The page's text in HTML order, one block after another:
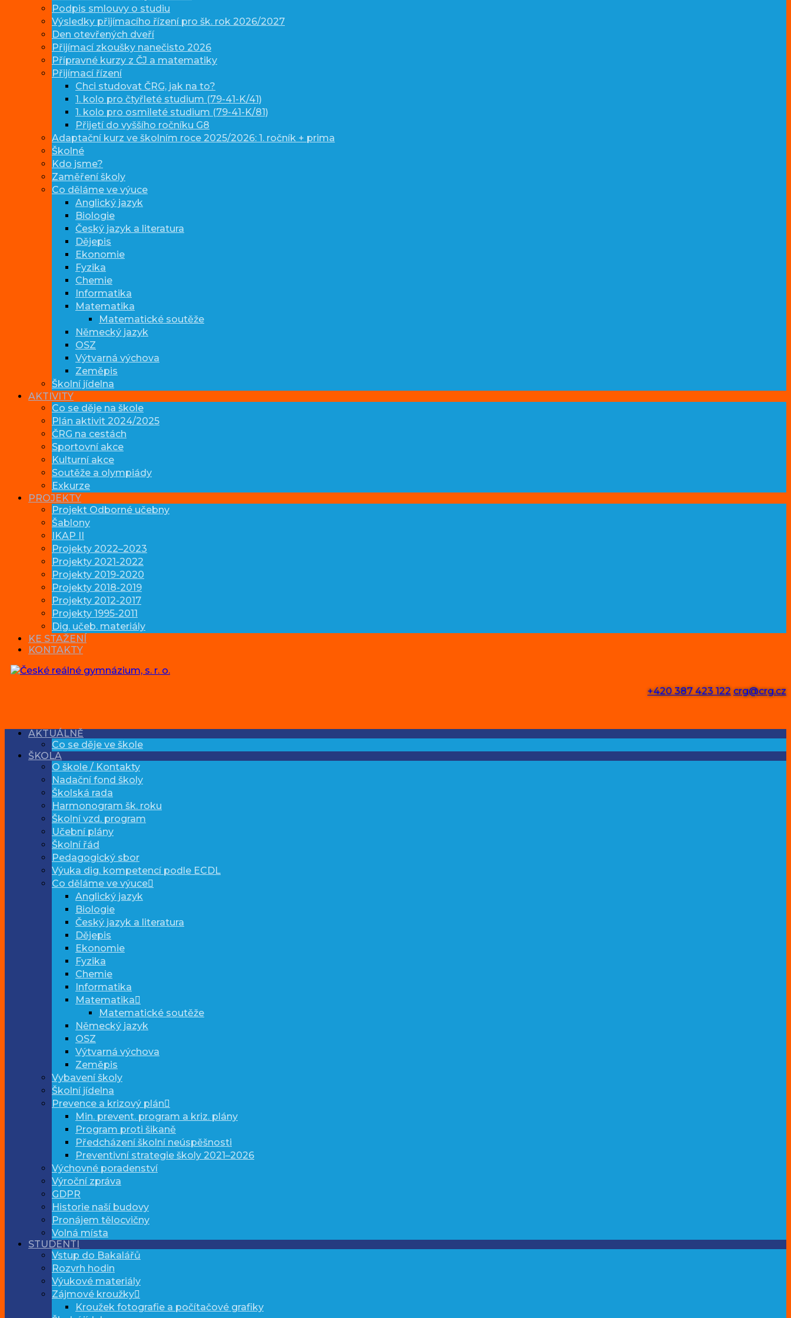
Podpis smlouvy o studiu
Výsledky přijímacího řízení pro šk. rok 2026/2027
Den otevřených dveří
Přijímací zkoušky nanečisto 2026
Přípravné kurzy z ČJ a matematiky
Přijímací řízení
Chci studovat ČRG, jak na to?
1. kolo pro čtyřleté studium (79-41-K/41)
1. kolo pro osmileté studium (79-41-K/81)
Přijetí do vyššího ročníku G8
Adaptační kurz ve školním roce 2025/2026: 1. ročník + prima
Školné
Kdo jsme?
Zaměření školy
Co děláme ve výuce
Anglický jazyk
Biologie
Český jazyk a literatura
Dějepis
Ekonomie
Fyzika
Chemie
Informatika
Matematika
Matematické soutěže
Německý jazyk
OSZ
Výtvarná výchova
Zeměpis
Školní jídelna
AKTIVITY
Co se děje na škole
Plán aktivit 2024/2025
ČRG na cestách
Sportovní akce
Kulturní akce
Soutěže a olympiády
Exkurze
PROJEKTY
Projekt Odborné učebny
Šablony
IKAP II
Projekty 2022–2023
Projekty 2021-2022
Projekty 2019-2020
Projekty 2018-2019
Projekty 2012-2017
Projekty 1995-2011
Dig. učeb. materiály
KE STAŽENÍ
KONTAKTY
+420 387 423 122 crg@crg.cz
AKTUÁLNĚ
Co se děje ve škole
ŠKOLA
O škole / Kontakty
Nadační fond školy
Školská rada
Harmonogram šk. roku
Školní vzd. program
Učební plány
Školní řád
Pedagogický sbor
Výuka dig. kompetencí podle ECDL
Co děláme ve výuce
Anglický jazyk
Biologie
Český jazyk a literatura
Dějepis
Ekonomie
Fyzika
Chemie
Informatika
Matematika
Matematické soutěže
Německý jazyk
OSZ
Výtvarná výchova
Zeměpis
Vybavení školy
Školní jídelna
Prevence a krizový plán
Min. prevent. program a kriz. plány
Program proti šikaně
Předcházení školní neúspěšnosti
Preventivní strategie školy 2021–2026
Výchovné poradenství
Výroční zpráva
GDPR
Historie naší budovy
Pronájem tělocvičny
Volná místa
STUDENTI
Vstup do Bakalářů
Rozvrh hodin
Výukové materiály
Zájmové kroužky
Kroužek fotografie a počítačové grafiky